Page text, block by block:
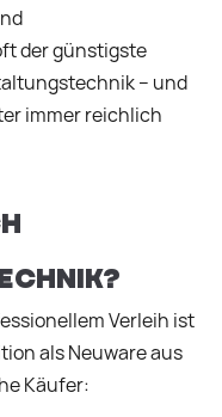
der günstigste
– und
immer reichlich
Verleih ist
als Neuware aus
Käufer: